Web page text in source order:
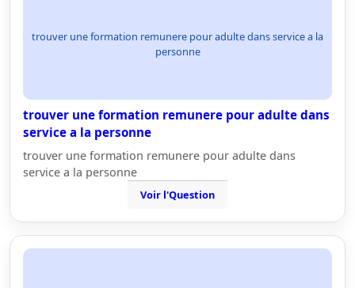
trouver une formation remunere pour adulte dans service a la
personne
trouver une formation remunere pour adulte dans
service a la personne
trouver une formation remunere pour adulte dans
service a la personne
Voir l'Question